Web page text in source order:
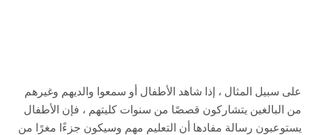
على سبيل المثال ، إذا شاهد الأطفال أو سمعوا والديهم وغيرهم
من البالغين يتشاركون قصصًا من سنوات كليتهم ، فإن الأطفال
يستوعبون رسالة مفادها أن التعليم مهم وسيكون جزءًا مغرًا من